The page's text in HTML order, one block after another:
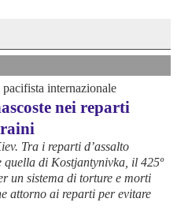
internazionale
nei reparti
Tra i reparti d’assalto
di Kostjantynivka, il 425º
un sistema di torture e morti
attorno ai reparti per evitare